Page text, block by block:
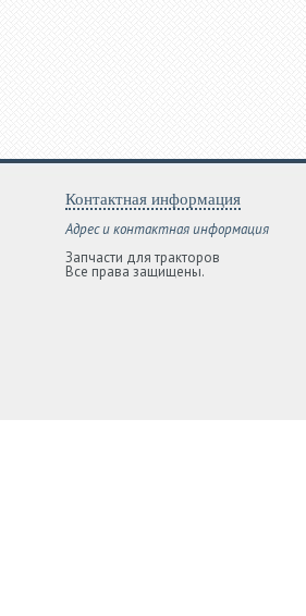
Контактная информация
Адрес и контактная информация
Запчасти для тракторов
Все права защищены.